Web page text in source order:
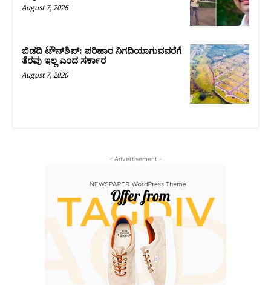
August 7, 2026
ಬಿಡದಿ ಟೌನ್‌ಶಿಪ್‌: ಪರಿಹಾರ ನಿಗದಿಯಾಗುವವರೆಗೆ
ತೆರವು ಇಲ್ಲ ಎಂದ ಸರ್ಕಾರ
August 7, 2026
- Advertisement -